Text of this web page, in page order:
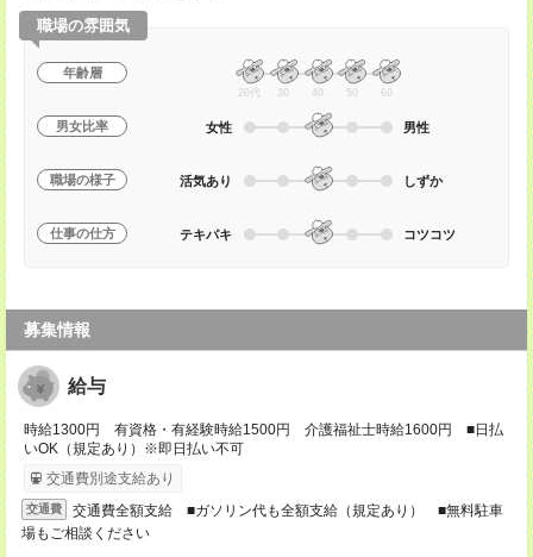
職場の雰囲気
年齢層
20代 30 40 50 60
男女比率 女性 男性
職場の様子 活気あり しずか
仕事の仕方 テキパキ コツコツ
募集情報
給与
時給1300円 有資格・有経験時給1500円 介護福祉士時給1600円 ■日払
いOK（規定あり）※即日払い不可
交通費別途支給あり
交通費
交通費全額支給 ■ガソリン代も全額支給（規定あり） ■無料駐車
場もご相談ください